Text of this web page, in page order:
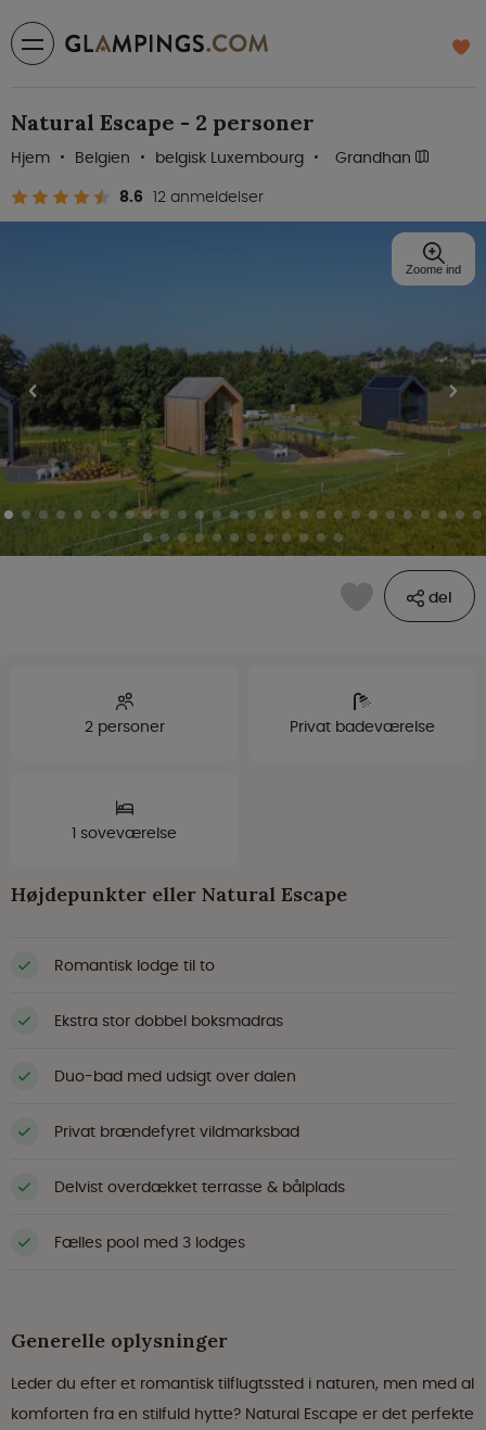
Natural Escape - 2 personer
8.6 12 anmeldelser
Hjem Belgien belgisk Luxembourg Grandhan
del
Zoome ind
2 personer Privat badeværelse
1 soveværelse
Højdepunkter eller Natural Escape
Romantisk lodge til to
Ekstra stor dobbel boksmadras
Duo-bad med udsigt over dalen
Privat brændefyret vildmarksbad
Delvist overdækket terrasse & bålplads
Fælles pool med 3 lodges
Generelle oplysninger
Leder du efter et romantisk tilflugtssted i naturen, men med al
komforten fra en stilfuld hytte? Natural Escape er det perfekte